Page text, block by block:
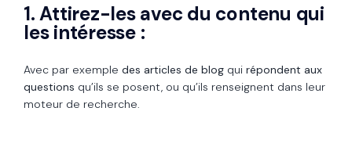
1. Attirez-les avec du contenu qui
les intéresse :
Avec par exemple des articles de blog qui répondent aux
questions qu’ils se posent, ou qu’ils renseignent dans leur
moteur de recherche.